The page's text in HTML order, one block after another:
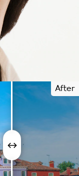
After